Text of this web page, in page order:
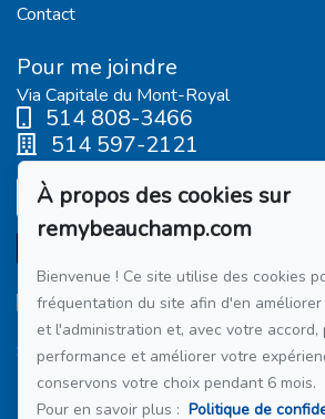
Contact
Pour me joindre
Via Capitale du Mont-Royal
514 808-3466
514 597-2121
Écrivez-moi un courriel
Suivez-moi sur Facebook !
Membre du réseau :Via Capitale
À propos des cookies sur
remybeauchamp.com
Bienvenue ! Ce site utilise des cookies
fréquentation du site afin d'en
et l'administration et, avec votre accord,
performance et améliorer votre
conservons votre choix pendant 6 mois.
Pour en savoir plus : Politique de